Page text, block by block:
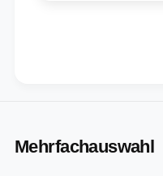
Mehrfachauswahl